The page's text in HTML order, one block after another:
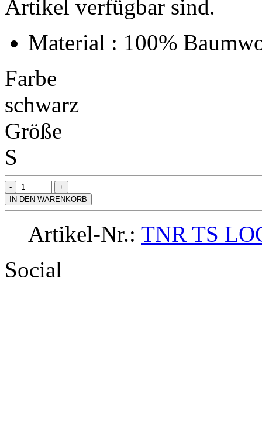
Artikel verfügbar sind.
Material : 100%
Farbe
schwarz
Größe
S
IN DEN WARENKORB
Artikel-Nr.: TNR TS
Social